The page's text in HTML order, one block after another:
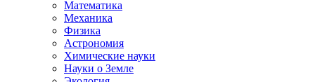
Математика
Механика
Физика
Астрономия
Химические науки
Науки о Земле